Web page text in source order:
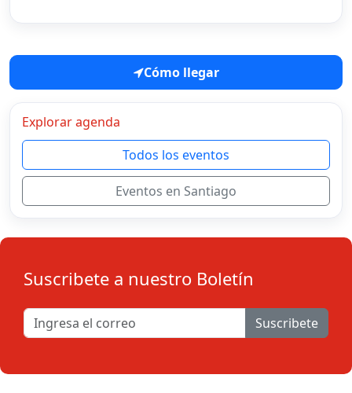
Cómo llegar
Explorar agenda
Todos los eventos
Eventos en Santiago
Suscribete a nuestro Boletín
Suscribete